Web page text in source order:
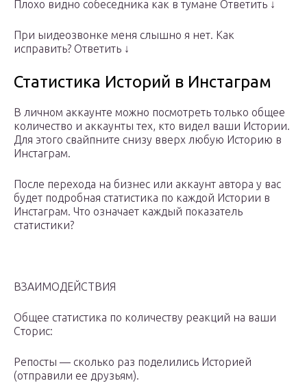
Плохо видно собеседника как в тумане Ответить ↓
При ыидеозвонке меня слышно я нет. Как
исправить? Ответить ↓
Статистика Историй в Инстаграм
В личном аккаунте можно посмотреть только общее
количество и аккаунты тех, кто видел ваши Истории.
Для этого свайпните снизу вверх любую Историю в
Инстаграм.
После перехода на бизнес или аккаунт автора у вас
будет подробная статистика по каждой Истории в
Инстаграм. Что означает каждый показатель
статистики?
ВЗАИМОДЕЙСТВИЯ
Общее статистика по количеству реакций на ваши
Сторис:
Репосты — сколько раз поделились Историей
(отправили ее друзьям).